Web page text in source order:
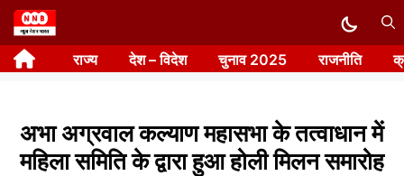
Skip
to
content राज्य देश – विदेश चुनाव 2025 राजनीति
अभा अग्रवाल कल्याण महासभा के तत्वाधान में
महिला समिति के द्वारा हुआ होली मिलन समारोह